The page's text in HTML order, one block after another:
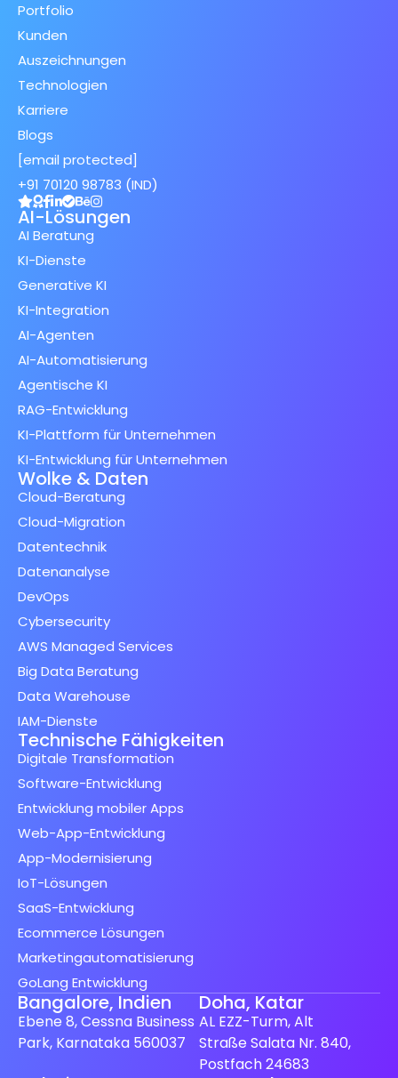
Portfolio
Kunden
Auszeichnungen
Technologien
Karriere
Blogs
[email protected]
+91 70120 98783 (IND)
AI-Lösungen
AI Beratung
KI-Dienste
Generative KI
KI-Integration
AI-Agenten
AI-Automatisierung
Agentische KI
RAG-Entwicklung
KI-Plattform für Unternehmen
KI-Entwicklung für Unternehmen
Wolke & Daten
Cloud-Beratung
Cloud-Migration
Datentechnik
Datenanalyse
DevOps
Cybersecurity
AWS Managed Services
Big Data Beratung
Data Warehouse
IAM-Dienste
Technische Fähigkeiten
Digitale Transformation
Software-Entwicklung
Entwicklung mobiler Apps
Web-App-Entwicklung
App-Modernisierung
IoT-Lösungen
SaaS-Entwicklung
Ecommerce Lösungen
Marketingautomatisierung
GoLang Entwicklung
Bangalore, Indien
Ebene 8, Cessna Business
Park, Karnataka 560037
Doha, Katar
AL EZZ-Turm, Alt
Straße Salata Nr. 840,
Postfach 24683